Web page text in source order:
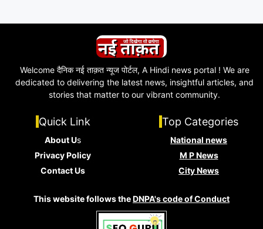
Welcome दैनिक नई ताक़त न्यूज पोर्टल, A Hindi news portal ! We are
dedicated to delivering the latest news, insightful articles, and
stories that matter to our vibrant community.
Quick Link
About Us
Privacy Policy
Contact Us
Top Categories
National news
M P News
City News
This website follows theDNPA's code of Conduct